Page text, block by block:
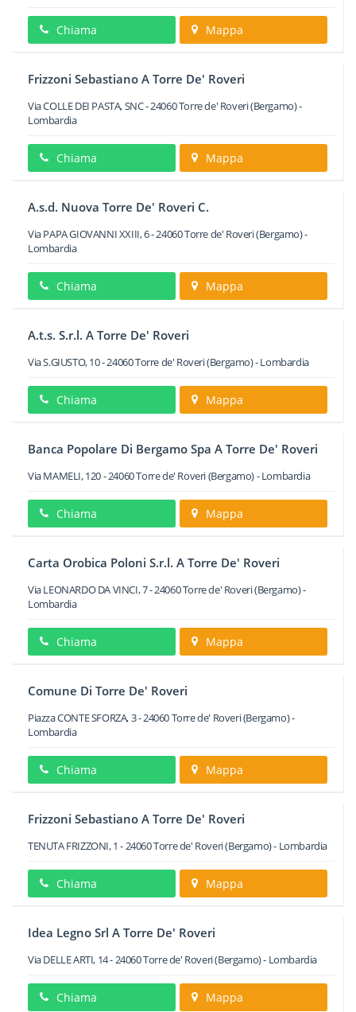
Chiama Mappa
Frizzoni Sebastiano A Torre De' Roveri
Via COLLE DEI PASTA, SNC-24060Torre de' Roveri(Bergamo) -
Lombardia
Chiama Mappa
A.s.d. Nuova Torre De' Roveri C.
Via PAPA GIOVANNI XXIII, 6-24060Torre de' Roveri(Bergamo) -
Lombardia
Chiama Mappa
A.t.s. S.r.l. A Torre De' Roveri
Via S.GIUSTO, 10-24060Torre de' Roveri(Bergamo) -Lombardia
Chiama Mappa
Banca Popolare Di Bergamo Spa A Torre De' Roveri
Via MAMELI, 120-24060Torre de' Roveri(Bergamo) -Lombardia
Chiama Mappa
Carta Orobica Poloni S.r.l. A Torre De' Roveri
Via LEONARDO DA VINCI, 7-24060Torre de' Roveri(Bergamo) -
Lombardia
Chiama Mappa
Comune Di Torre De' Roveri
Piazza CONTE SFORZA, 3-24060Torre de' Roveri(Bergamo) -
Lombardia
Chiama Mappa
Frizzoni Sebastiano A Torre De' Roveri
TENUTA FRIZZONI, 1 -24060Torre de' Roveri(Bergamo) - Lombardia
Chiama Mappa
Idea Legno Srl A Torre De' Roveri
Via DELLE ARTI, 14-24060Torre de' Roveri(Bergamo) - Lombardia
Chiama Mappa